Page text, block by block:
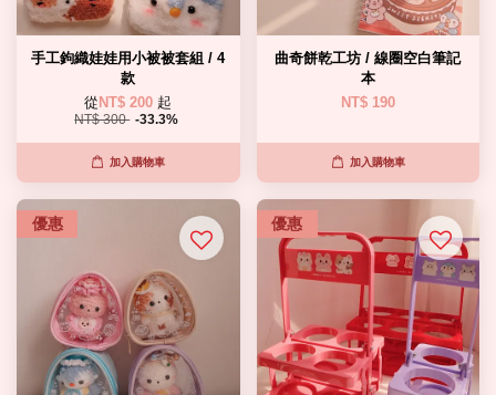
手工鉤織娃娃用小被被套組 / 4
款
從 NT$ 200 起
NT$ 300 -33.3%
加入購物車
曲奇餅乾工坊 / 線圈空白筆記
本
NT$ 190
加入購物車
優惠 優惠